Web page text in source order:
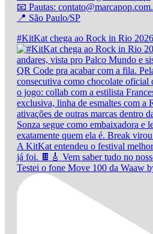
📧 Pautas:
📍 São Paulo/SP
#KitKat chega ao Rock in Rio
Testei o fone Move 100 da Waaw